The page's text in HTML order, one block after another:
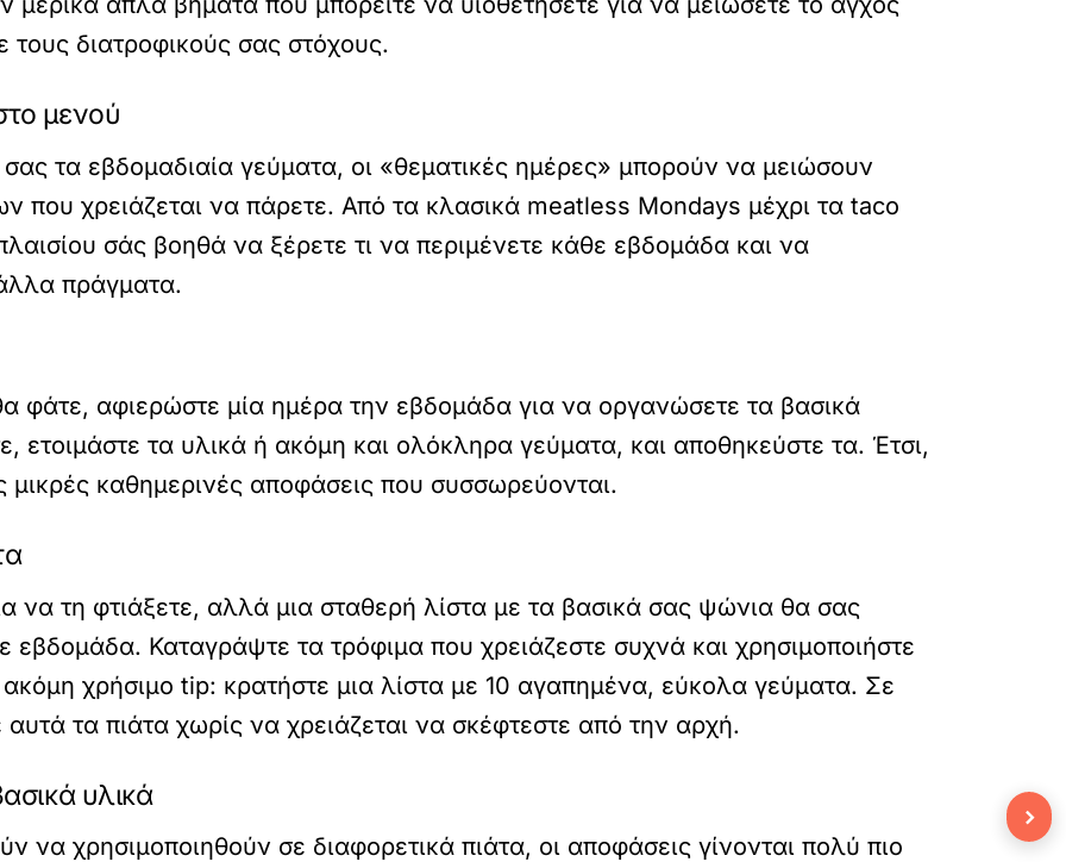
διατροφικούς σας στόχους.
μενού
τα εβδομαδιαία γεύματα, οι «θεματικές ημέρες» μπορούν να μειώσουν
που χρειάζεται να πάρετε. Από τα κλασικά meatless Mondays μέχρι τα taco
σάς βοηθά να ξέρετε τι να περιμένετε κάθε εβδομάδα και να
άλλα πράγματα.
φάτε, αφιερώστε μία ημέρα την εβδομάδα για να οργανώσετε τα βασικά
ετοιμάστε τα υλικά ή ακόμη και ολόκληρα γεύματα, και αποθηκεύστε τα. Έτσι,
μικρές καθημερινές αποφάσεις που συσσωρεύονται.
να τη φτιάξετε, αλλά μια σταθερή λίστα με τα βασικά σας ψώνια θα σας
Καταγράψτε τα τρόφιμα που χρειάζεστε συχνά και χρησιμοποιήστε
χρήσιμο tip: κρατήστε μια λίστα με 10 αγαπημένα, εύκολα γεύματα. Σε
τα πιάτα χωρίς να χρειάζεται να σκέφτεστε από την αρχή.
υλικά
να χρησιμοποιηθούν σε διαφορετικά πιάτα, οι αποφάσεις γίνονται πολύ πιο
›